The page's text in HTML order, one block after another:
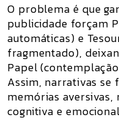
O problema é que
publicidade forçam
automáticas) e
fragmentado),
Papel
Assim, narrativas se
memórias aversivas,
cognitiva e